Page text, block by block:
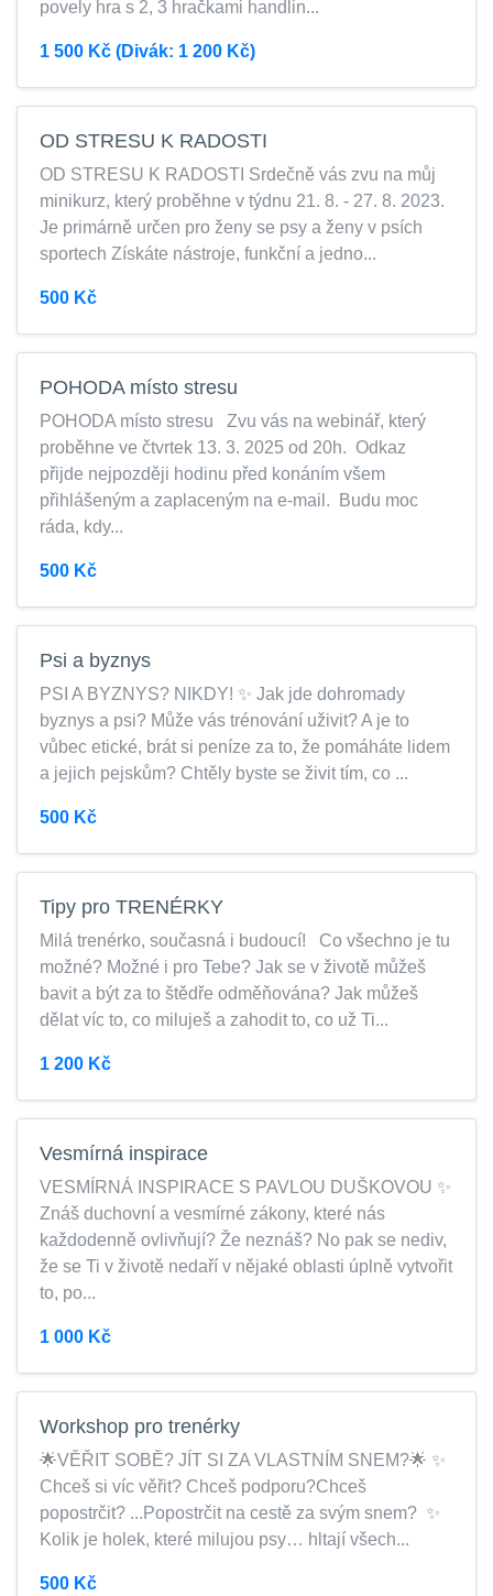
povely hra s 2, 3 hračkami handlin...
1 500 Kč (Divák: 1 200 Kč)
OD STRESU K RADOSTI
OD STRESU K RADOSTI Srdečně vás zvu na můj
minikurz, který proběhne v týdnu 21. 8. - 27. 8. 2023.
Je primárně určen pro ženy se psy a ženy v psích
sportech Získáte nástroje, funkční a jedno...
500 Kč
POHODA místo stresu
POHODA místo stresu Zvu vás na webinář, který
proběhne ve čtvrtek 13. 3. 2025 od 20h. Odkaz
přijde nejpozději hodinu před konáním všem
přihlášeným a zaplaceným na e-mail. Budu moc
ráda, kdy...
500 Kč
Psi a byznys
PSI A BYZNYS? NIKDY! ✨ Jak jde dohromady
byznys a psi? Může vás trénování uživit? A je to
vůbec etické, brát si peníze za to, že pomáháte lidem
a jejich pejskům? Chtěly byste se živit tím, co ...
500 Kč
Tipy pro TRENÉRKY
Milá trenérko, současná i budoucí! Co všechno je tu
možné? Možné i pro Tebe? Jak se v životě můžeš
bavit a být za to štědře odměňována? Jak můžeš
dělat víc to, co miluješ a zahodit to, co už Ti...
1 200 Kč
Vesmírná inspirace
VESMÍRNÁ INSPIRACE S PAVLOU DUŠKOVOU ✨
Znáš duchovní a vesmírné zákony, které nás
každodenně ovlivňují? Že neznáš? No pak se nediv,
že se Ti v životě nedaří v nějaké oblasti úplně vytvořit
to, po...
1 000 Kč
Workshop pro trenérky
🌟VĚŘIT SOBĚ? JÍT SI ZA VLASTNÍM SNEM?🌟 ✨
Chceš si víc věřit? Chceš podporu?Chceš
popostrčit? ...Popostrčit na cestě za svým snem? ✨
Kolik je holek, které milujou psy… hltají všech...
500 Kč